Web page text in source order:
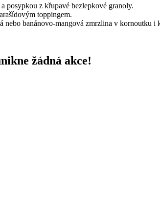
posypkou z křupavé bezlepkové granoly.
toppingem.
banánovo-mangová zmrzlina v kornoutku i
žádná akce!